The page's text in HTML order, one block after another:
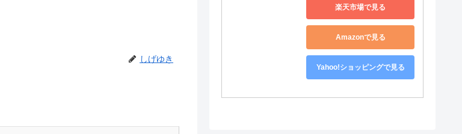
しげゆき
楽天市場で見る
Amazonで見る
Yahoo!ショッピングで見る